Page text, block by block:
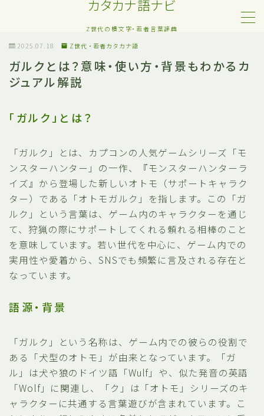
カタカナ語ナビ
Z世代の横文字・若者言葉辞典
MENU
Z世代・若者カタカナ語
ネット・SNS用語
日常でよく聞く流行語
略語・造語
2025.07.18 Z世代・若者カタカナ語
ガルクとは？意味・使い方・背景もわかるカ
ジュアル解説
「ガルク」とは？
「ガルク」とは、カプコンの人気ゲームシリーズ「モ
ンスターハンター」の一作、『モンスターハンターラ
イズ』から登場した新しいオトモ（サポートキャラク
ター）である「オトモガルク」を指します。この「ガ
ルク」という言葉は、ゲーム内のキャラクターを通じ
て、狩猟の際にサポートしてくれる頼れる相棒のこと
を意味しています。若い世代を中心に、ゲーム内での
実用性や愛着から、SNSでも頻繁に言及される存在と
なっています。
語源・背景
「ガルク」という名称は、ゲーム内での彼らの役割で
ある「犬型のオトモ」が由来となっています。「ガ
ル」は犬や狼のドイツ語「Wulf」や、似た発音の英語
「Wolf」に関連し、「ク」は「オトモ」シリーズのキ
ャラクターに共通する言葉遊びが含まれています。こ